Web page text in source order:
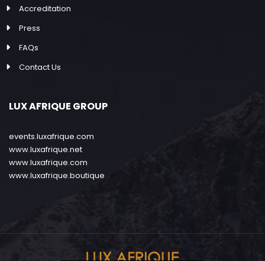
Accreditation
Press
FAQs
Contact Us
LUX AFRIQUE GROUP
events.luxafrique.com
www.luxafrique.net
www.luxafrique.com
www.luxafrique.boutique